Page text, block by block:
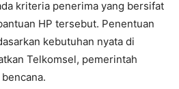
kriteria penerima yang bersifat
HP tersebut. Penentuan
kebutuhan nyata di
Telkomsel, pemerintah